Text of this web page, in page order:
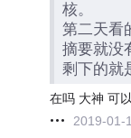
核。
第二天看
摘要就没
剩下的就
在吗 大神 可
2019-01-